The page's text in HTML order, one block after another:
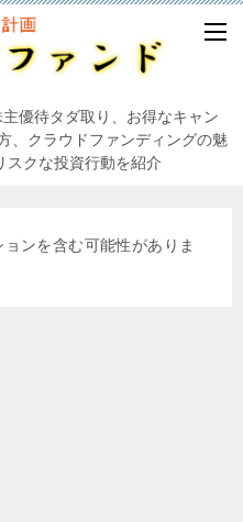
優待タダ取り、お得なキャン
、クラウドファンディングの魅
スクな投資行動を紹介
ンを含む可能性がありま